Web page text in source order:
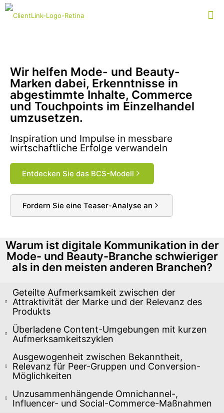
Wir helfen Mode- und Beauty-
Marken dabei, Erkenntnisse in
abgestimmte Inhalte, Commerce
und Touchpoints im Einzelhandel
umzusetzen.​
Inspiration und Impulse in messbare
wirtschaftliche Erfolge verwandeln​
Entdecken Sie das BCS-Modell
Fordern Sie eine Teaser-Analyse an
Warum ist digitale Kommunikation in der
Mode- und Beauty-Branche schwieriger
als in den meisten anderen Branchen?​
Geteilte Aufmerksamkeit zwischen der
Attraktivität der Marke und der Relevanz des
Produkts​
Überladene Content-Umgebungen mit kurzen
Aufmerksamkeitszyklen​
Ausgewogenheit zwischen Bekanntheit,
Relevanz für Peer-Gruppen und Conversion-
Möglichkeiten​
Unzusammenhängende Omnichannel-,
Influencer- und Social-Commerce-Maßnahmen​